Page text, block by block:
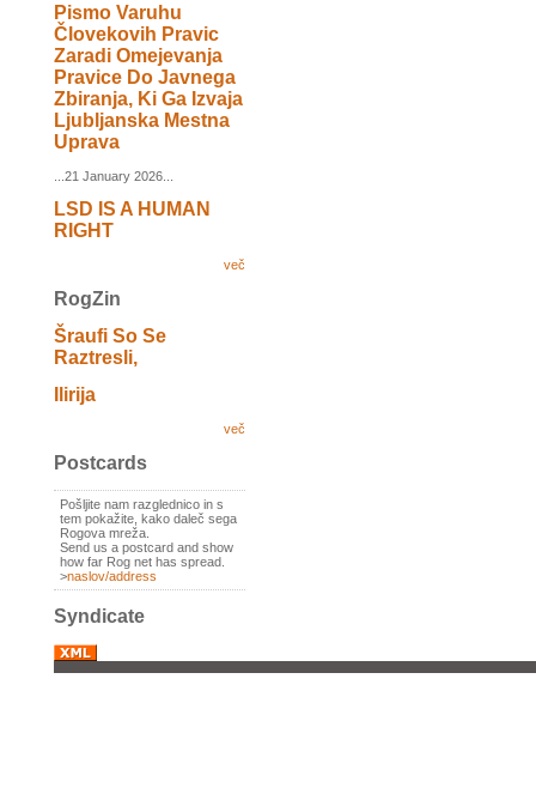
Pismo Varuhu
Človekovih Pravic
Zaradi Omejevanja
Pravice Do Javnega
Zbiranja, Ki Ga Izvaja
Ljubljanska Mestna
Uprava
...21 January 2026...
LSD IS A HUMAN
RIGHT
več
RogZin
Šraufi So Se
Raztresli,
Ilirija
več
Postcards
Pošljite nam razglednico in s
tem pokažite, kako daleč sega
Rogova mreža.
Send us a postcard and show
how far Rog net has spread.
>naslov/address
Syndicate